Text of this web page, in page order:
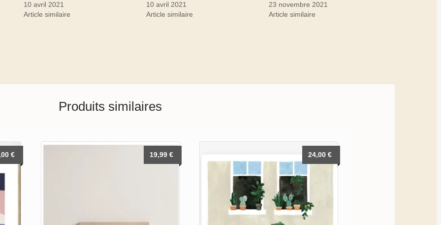
10 avril 2021
Article similaire
10 avril 2021
Article similaire
23 novembre 2021
Article similaire
Produits similaires
€ 19,99 € 24,00€